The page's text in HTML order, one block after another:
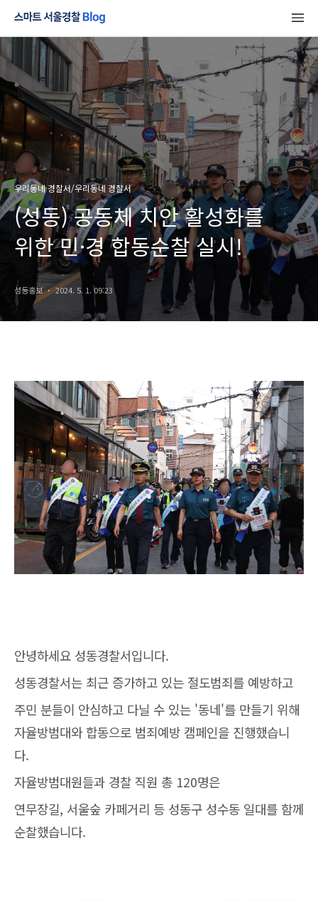
우리동네 경찰서/우리동네 경찰서
(성동) 공동체 치안 활성화를
위한 민·경 합동순찰 실시!
성동홍보 2024. 5. 1. 09:23
안녕하세요 성동경찰서입니다.
성동경찰서는 최근 증가하고 있는 절도범죄를 예방하고
주민 분들이 안심하고 다닐 수 있는 '동네'를 만들기 위해
자율방범대와 합동으로 범죄예방 캠페인을 진행했습니
다.
자율방범대원들과 경찰 직원 총 120명은
연무장길, 서울숲 카페거리 등 성동구 성수동 일대를 함께
순찰했습니다.